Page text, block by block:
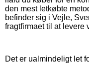
den mest letkøbte
befinder sig i Vejle,
fragtfirmaet til at levere
Det er ualmindeligt let